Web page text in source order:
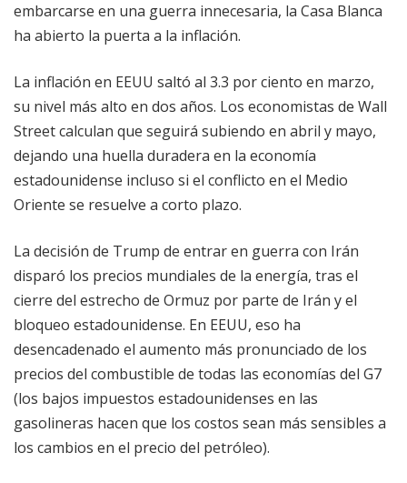
embarcarse en una guerra innecesaria, la Casa Blanca
ha abierto la puerta a la inflación.
La inflación en EEUU saltó al 3.3 por ciento en marzo,
su nivel más alto en dos años. Los economistas de Wall
Street calculan que seguirá subiendo en abril y mayo,
dejando una huella duradera en la economía
estadounidense incluso si el conflicto en el Medio
Oriente se resuelve a corto plazo.
La decisión de Trump de entrar en guerra con Irán
disparó los precios mundiales de la energía, tras el
cierre del estrecho de Ormuz por parte de Irán y el
bloqueo estadounidense. En EEUU, eso ha
desencadenado el aumento más pronunciado de los
precios del combustible de todas las economías del G7
(los bajos impuestos estadounidenses en las
gasolineras hacen que los costos sean más sensibles a
los cambios en el precio del petróleo).